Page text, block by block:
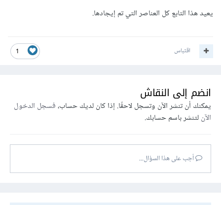
يعيد هذا التابع كل العناصر التي تم إيجادها.
1 اقتباس
انضم إلى النقاش
يمكنك أن تنشر الآن وتسجل لاحقًا. إذا كان لديك حساب،فسجل الدخول
الآنلتنشر باسم حسابك.
أجب على هذا السؤال...